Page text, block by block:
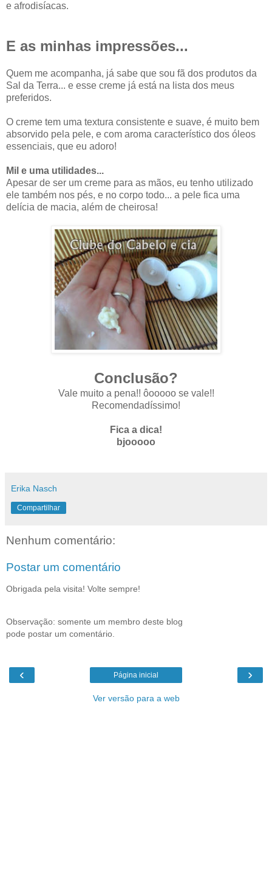
e afrodisíacas.
E as minhas impressões...
Quem me acompanha, já sabe que sou fã dos produtos da
Sal da Terra... e esse creme já está na lista dos meus
preferidos.
O creme tem uma textura consistente e suave, é muito bem
absorvido pela pele, e com aroma característico dos óleos
essenciais, que eu adoro!
Mil e uma utilidades...
Apesar de ser um creme para as mãos, eu tenho utilizado
ele também nos pés, e no corpo todo... a pele fica uma
delícia de macia, além de cheirosa!
Conclusão?
Vale muito a pena!! ôooooo se vale!!
Recomendadíssimo!
Fica a dica!
bjooooo
Erika Nasch
Compartilhar
Nenhum comentário:
Postar um comentário
Obrigada pela visita! Volte sempre!
Observação: somente um membro deste blog
pode postar um comentário.
‹ ›
Página inicial
Ver versão para a web